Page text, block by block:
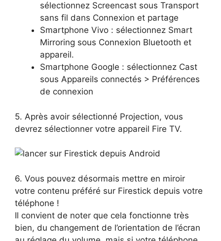
sélectionnez Screencast sous Transport
sans fil dans Connexion et partage
Smartphone Vivo : sélectionnez Smart
Mirroring sous Connexion Bluetooth et
appareil.
Smartphone Google : sélectionnez Cast
sous Appareils connectés > Préférences
de connexion
5. Après avoir sélectionné Projection, vous
devrez sélectionner votre appareil Fire TV.
6. Vous pouvez désormais mettre en miroir
votre contenu préféré sur Firestick depuis votre
téléphone !
Il convient de noter que cela fonctionne très
bien, du changement de l’orientation de l’écran